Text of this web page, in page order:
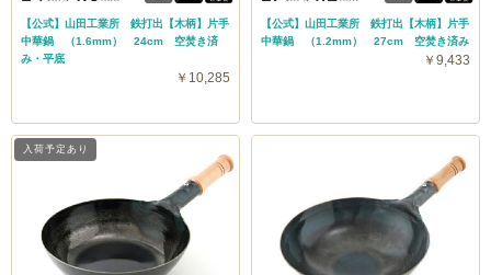
【公式】山田工業所 鉄打出【木柄】片手
中華鍋 （1.6mm） 24cm 空焚き済
み・平底
￥10,285
【公式】山田工業所 鉄打出【木柄】片手
中華鍋 （1.2mm） 27cm 空焚き済み
￥9,433
入荷予定あり